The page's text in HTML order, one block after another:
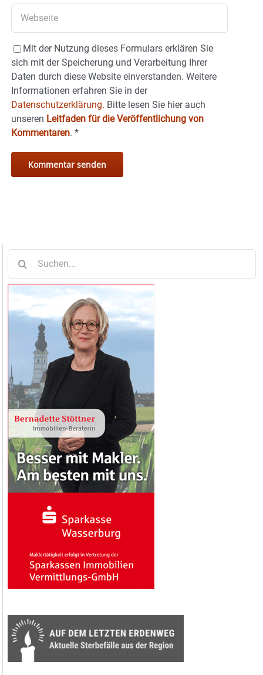
Mit der Nutzung dieses Formulars erklären Sie
sich mit der Speicherung und Verarbeitung Ihrer
Daten durch diese Website einverstanden. Weitere
Informationen erfahren Sie in der
Datenschutzerklärung. Bitte lesen Sie hier auch
unseren Leitfaden für die Veröffentlichung von
Kommentaren. *
nach: